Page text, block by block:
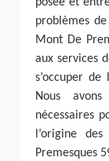
posée et
problèmes
Mont De
aux services
s’occuper
Nous
nécessaires
l’origine
Premesques